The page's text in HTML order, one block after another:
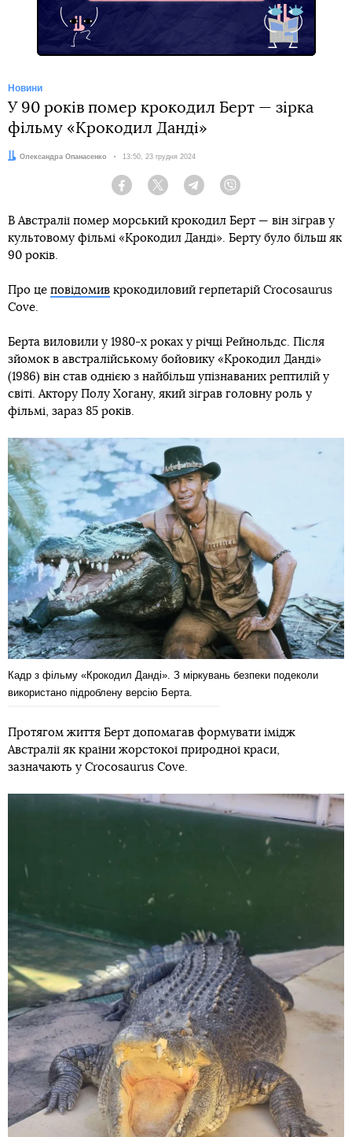
Новини
У 90 років помер крокодил Берт — зірка
фільму «Крокодил Данді»
Автор:
Олександра Опанасенко Дата:
13:50, 23 грудня 2024
Facebook Twitter Telegram
В Австралії помер морський крокодил Берт — він зіграв у
культовому фільмі «Крокодил Данді». Берту було більш як
90 років.
Про це повідомив крокодиловий герпетарій Crocosaurus
Cove.
Берта виловили у 1980-х роках у річці Рейнольдс. Після
зйомок в австралійському бойовику «Крокодил Данді»
(1986) він став однією з найбільш упізнаваних рептилій у
світі. Актору Полу Хогану, який зіграв головну роль у
фільмі, зараз 85 років.
Кадр з фільму «Крокодил Данді». З міркувань безпеки подеколи
використано підроблену версію Берта.
Протягом життя Берт допомагав формувати імідж
Австралії як країни жорстокої природної краси,
зазначають у Crocosaurus Cove.